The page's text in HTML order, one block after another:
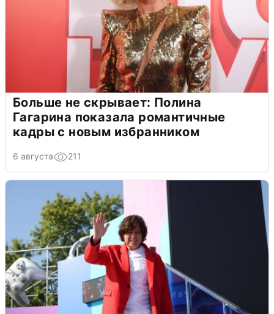
Больше не скрывает: Полина
Гагарина показала романтичные
кадры с новым избранником
6 августа 211